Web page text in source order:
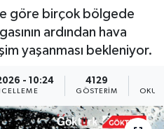
göre birçok bölgede
ardından hava
yaşanması bekleniyor.
- 10:24 4129
GÖSTERIM